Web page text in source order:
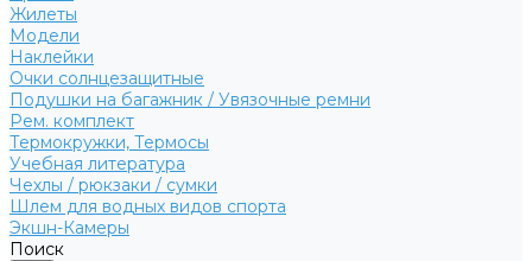
Жилеты
Модели
Наклейки
Очки солнцезащитные
Подушки на багажник / Увязочные ремни
Рем. комплект
Термокружки, Термосы
Учебная литература
Чехлы / рюкзаки / сумки
Шлем для водных видов спорта
Экшн-Камеры
Поиск